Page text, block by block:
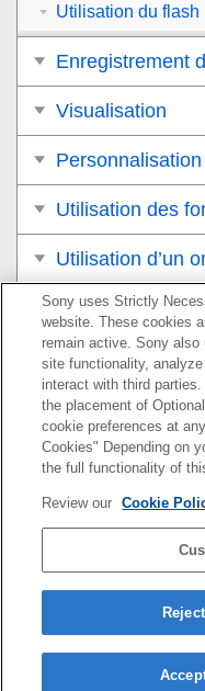
Utilisation du flash
Enregistrement
Visualisation
Utilisation des
Utilisation d’un
Liste des
Précautions/Le
Si vous avez
Pour plus
Accessibilité en
https://
Sony uses Strictly
website. These cookies
remain active. Sony
site functionality,
interact with third
the placement of
cookie preferences at
Cookies" Depending on
the full functionality of
Review our Cookie